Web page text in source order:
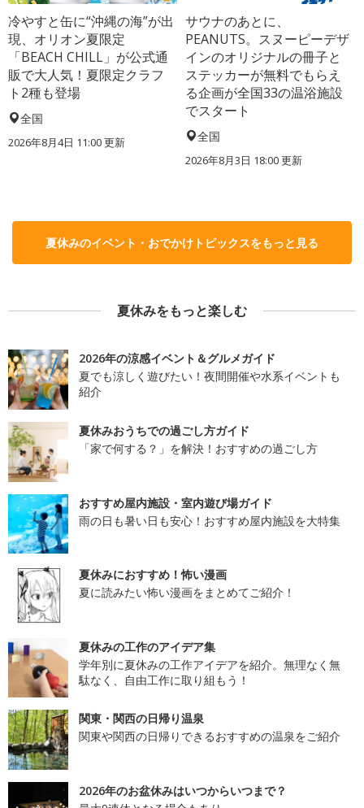
冷やすと缶に“沖縄の海”が出
現、オリオン夏限定
「BEACH CHILL」が公式通
販で大人気！夏限定クラフ
ト2種も登場
全国
2026年8月4日 11:00更新
サウナのあとに、
PEANUTS。スヌーピーデザ
インのオリジナルの冊子と
ステッカーが無料でもらえ
る企画が全国33の温浴施設
でスタート
全国
2026年8月3日 18:00更新
夏休みのイベント・おでかけトピックスをもっと見る
夏休みをもっと楽しむ
2026年の涼感イベント＆グルメガイド
夏でも涼しく遊びたい！夜間開催や水系イベントも
紹介
夏休みおうちでの過ごし方ガイド
「家で何する？」を解決！おすすめの過ごし方
おすすめ屋内施設・室内遊び場ガイド
雨の日も暑い日も安心！おすすめ屋内施設を大特集
夏休みにおすすめ！怖い漫画
夏に読みたい怖い漫画をまとめてご紹介！
夏休みの工作のアイデア集
学年別に夏休みの工作アイデアを紹介。無理なく無
駄なく、自由工作に取り組もう！
関東・関西の日帰り温泉
関東や関西の日帰りできるおすすめの温泉をご紹介
2026年のお盆休みはいつからいつまで？